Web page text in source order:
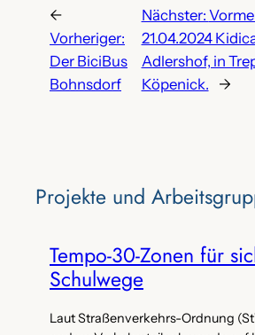
Projekte‌ und
Tempo-30-Zonen für
Schulwege
Laut Straßenverkehrs-Ordnung
←
Vorheriger:
Der BiciBus
Bohnsdorf
Nächster:
21.04.2024
Adlershof, in
Köpenick.
→